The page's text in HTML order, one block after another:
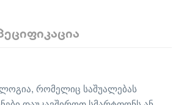
რომელიც საშუალებას